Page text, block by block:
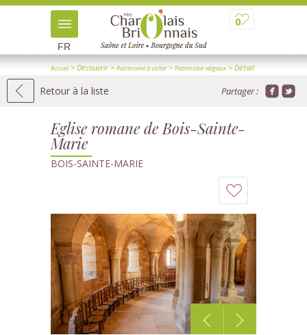
0
FR
Accueil> Découvrir> Patrimoine à visiter> Patrimoine religieux> Détail
Retour à la liste Partager :
Eglise romane de Bois-Sainte-
Marie
BOIS-SAINTE-MARIE
à
mon
carnet